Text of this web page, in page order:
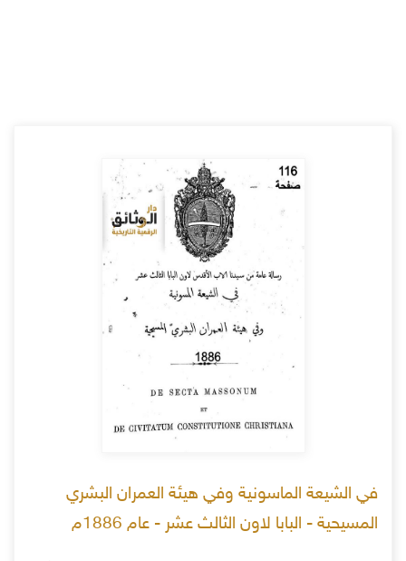
في الشيعة الماسونية وفي هيئة العمران البشري
المسيحية - البابا لاون الثالث عشر - عام 1886م